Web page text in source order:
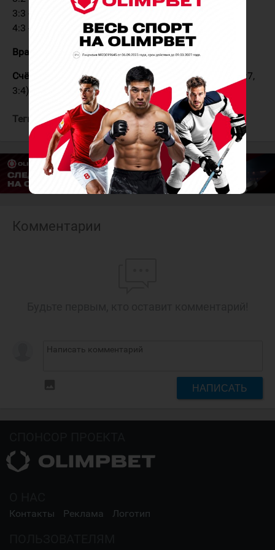
3:3 - Косолапов (Кулагин, Петраков) - 49:10
4:3 - Бровкин (Евсеев, Крутов) - 56:20 ГБ
Вратари: Ахтямов - Озолин
Счёт в серии:
Динамо Спб - Нефтяник 0:3 (4:5 ОТ, 1:7,
3:4)
Теги: Нефтяник Динамо Спб
Комментарии
НАПИСАТЬ
Контакты Реклама Логотип